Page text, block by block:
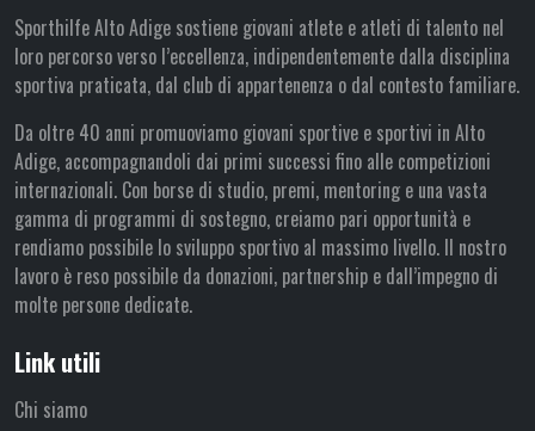
Sporthilfe Alto Adige sostiene giovani atlete e atleti di talento nel
loro percorso verso l’eccellenza, indipendentemente dalla disciplina
sportiva praticata, dal club di appartenenza o dal contesto familiare.
Da oltre 40 anni promuoviamo giovani sportive e sportivi in Alto
Adige, accompagnandoli dai primi successi fino alle competizioni
internazionali. Con borse di studio, premi, mentoring e una vasta
gamma di programmi di sostegno, creiamo pari opportunità e
rendiamo possibile lo sviluppo sportivo al massimo livello. Il nostro
lavoro è reso possibile da donazioni, partnership e dall’impegno di
molte persone dedicate.
Link utili
Chi siamo